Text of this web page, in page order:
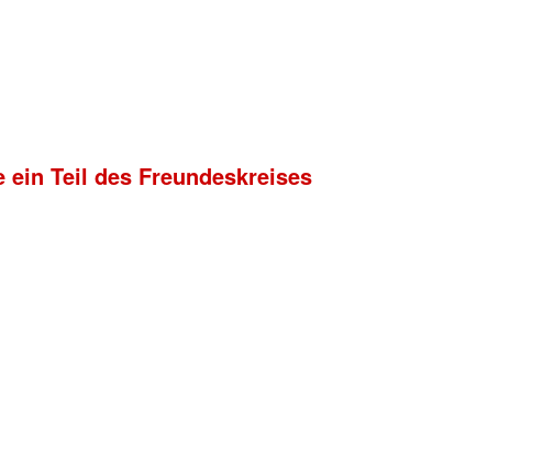
Teil des Freundeskreises